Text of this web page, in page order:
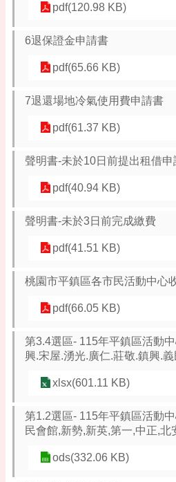
pdf(120.98 KB)
6退保證金申請書
pdf(65.66 KB)
7退還場地冷氣使用費申請書
pdf(61.37 KB)
聲明書-未於10日前提出租借申
pdf(40.94 KB)
聲明書-未於3日前完成繳費
pdf(41.51 KB)
桃園市平鎮區各市民活動中心
pdf(66.05 KB)
第3.4選區- 115年平鎮區活動
興.宋屋.湧光.廣仁.莊敬.鎮興.
xlsx(601.11 KB)
第1.2選區- 115年平鎮區活動
民會館,新勢,新英,第一,中正,北
ods(332.06 KB)